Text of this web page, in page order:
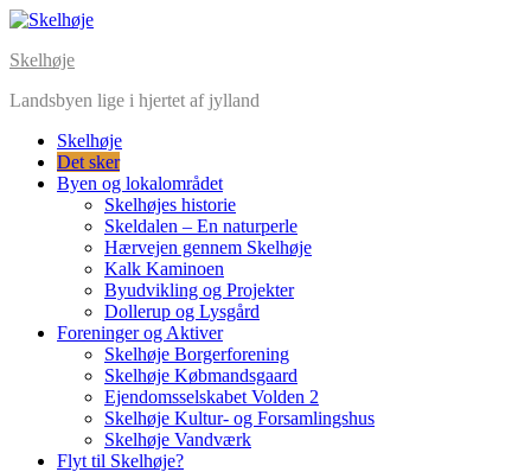
Skip
content
Skelhøje
Landsbyen lige i hjertet af jylland
Skelhøje
Det sker
Byen og lokalområdet
Skelhøjes historie
Skeldalen – En naturperle
Hærvejen gennem Skelhøje
Kalk Kaminoen
Byudvikling og Projekter
Dollerup og Lysgård
Foreninger og Aktiver
Skelhøje Borgerforening
Skelhøje Købmandsgaard
Ejendomsselskabet Volden 2
Skelhøje Kultur- og Forsamlingshus
Skelhøje Vandværk
Flyt til Skelhøje?